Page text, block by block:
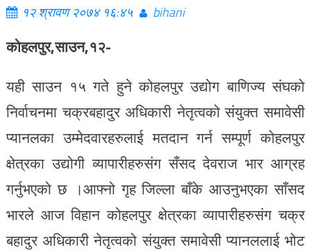
१२ श्रावण २०७४ १६:४५ bihani
कोहलपुर,साउन,१२-
यही साउन १५ गते हुने कोहलपुर उद्योग बाणिज्य संघको
निर्वाचनमा चक्रबहादुर अधिकारी नेतृत्वको संयुक्त समावेसी
प्यानलका उम्मेदवारहरुलाई मतदान गर्न सम्पूर्ण कोहलपुर
क्षेत्रका उद्योगी व्यापारीहरुसंग सँसद देवराज भार आग्रह
गर्नुभएको छ ।आफ्नो गृह जिल्ला बाँके आउनुभएका साँसद
भारले आज विहान कोहलपुर क्षेत्रका व्यापारीहरुसंग चक्र
बहादुर अधिकारी नेतृत्वको संयुक्त समावेसी प्यानललाई भोट